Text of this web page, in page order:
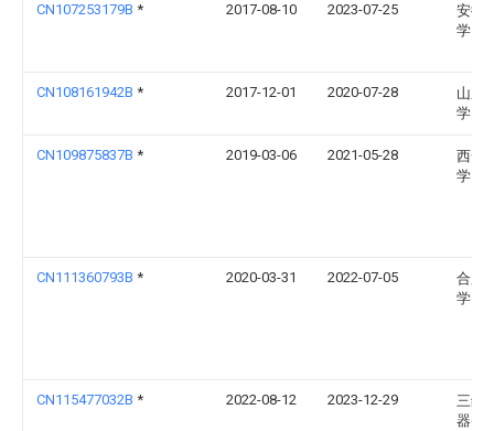
CN107253179B * 2017-08-10 2023-07-25
安徽
学
CN108161942B * 2017-12-01 2020-07-28
山东
学
CN109875837B * 2019-03-06 2021-05-28
西安
学
CN111360793B * 2020-03-31 2022-07-05
合肥
学
CN115477032B * 2022-08-12 2023-12-29
三维
器(山